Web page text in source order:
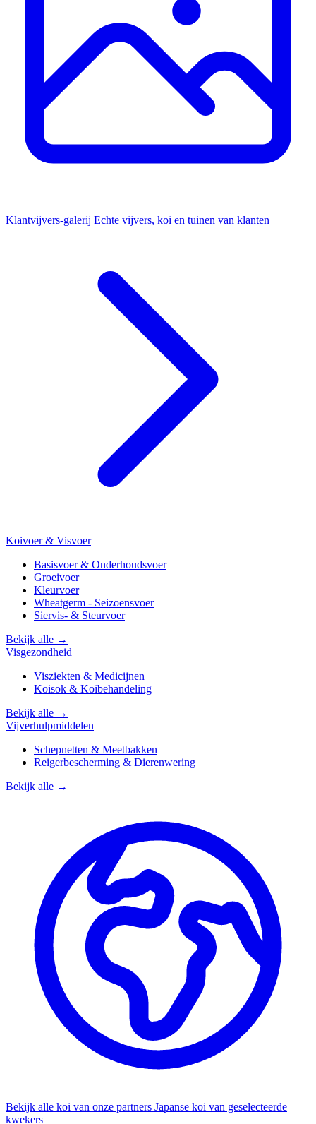
Klantvijvers-galerij Echte vijvers, koi en tuinen van klanten
Koivoer & Visvoer
Basisvoer & Onderhoudsvoer
Groeivoer
Kleurvoer
Wheatgerm - Seizoensvoer
Siervis- & Steurvoer
Bekijk alle →
Visgezondheid
Visziekten & Medicijnen
Koisok & Koibehandeling
Bekijk alle →
Vijverhulpmiddelen
Schepnetten & Meetbakken
Reigerbescherming & Dierenwering
Bekijk alle →
Bekijk alle koi van onze partners Japanse koi van geselecteerde
kwekers